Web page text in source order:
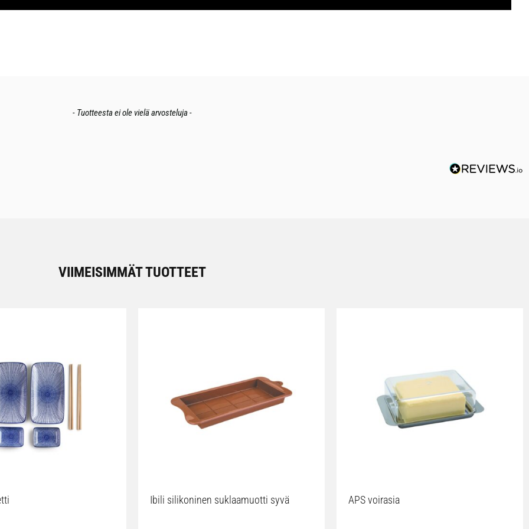
- Tuotteesta ei ole vielä arvosteluja -
VIIMEISIMMÄT TUOTTEET
Ibili silikoninen suklaamuotti syvä APS voirasia